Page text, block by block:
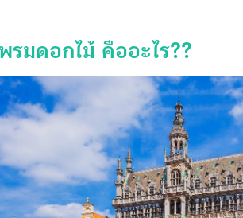
รมดอกไม้ คืออะไร??